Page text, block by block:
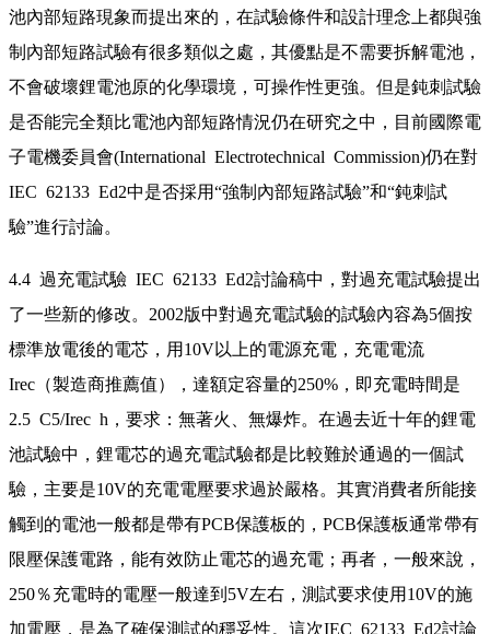
池內部短路現象而提出來的，在試驗條件和設計理念上都與強
制內部短路試驗有很多類似之處，其優點是不需要拆解電池，
不會破壞鋰電池原的化學環境，可操作性更強。但是鈍刺試驗
是否能完全類比電池內部短路情況仍在研究之中，目前國際電
子電機委員會(International Electrotechnical Commission)仍在對
IEC 62133 Ed2中是否採用“強制內部短路試驗”和“鈍刺試
驗”進行討論。
4.4 過充電試驗 IEC 62133 Ed2討論稿中，對過充電試驗提出
了一些新的修改。2002版中對過充電試驗的試驗內容為5個按
標準放電後的電芯，用10V以上的電源充電，充電電流
Irec（製造商推薦值），達額定容量的250%，即充電時間是
2.5 C5/Irec h，要求：無著火、無爆炸。在過去近十年的鋰電
池試驗中，鋰電芯的過充電試驗都是比較難於通過的一個試
驗，主要是10V的充電電壓要求過於嚴格。其實消費者所能接
觸到的電池一般都是帶有PCB保護板的，PCB保護板通常帶有
限壓保護電路，能有效防止電芯的過充電；再者，一般來說，
250％充電時的電壓一般達到5V左右，測試要求使用10V的施
加電壓，是為了確保測試的穩妥性。這次IEC 62133 Ed2討論